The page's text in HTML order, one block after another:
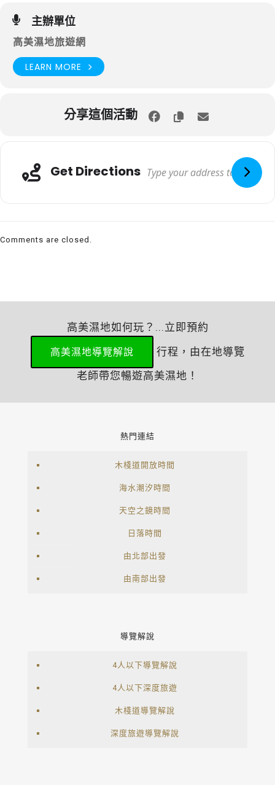
主辦單位
高美濕地旅遊網
LEARN MORE
分享這個活動
Get Directions
Comments are closed.
高美濕地如何玩？...立即預約
高美濕地導覽解說
行程，由在地導覽
老師帶您暢遊高美濕地！
熱門連結
木棧道開放時間
海水潮汐時間
天空之鏡時間
日落時間
由北部出發
由南部出發
導覽解說
4人以下導覽解說
4人以下深度旅遊
木棧道導覽解說
深度旅遊導覽解說